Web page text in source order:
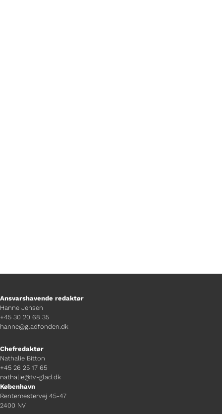
Ansvarshavende redaktør
Hanne Jensen
+45 30 20 68 35
hanne@gladfonden.dk
Chefredaktør
Nathalie Bitton
+45 26 25 17 65
nathalie@tv-glad.dk
København
Rentemestervej 45-47
2400 NV